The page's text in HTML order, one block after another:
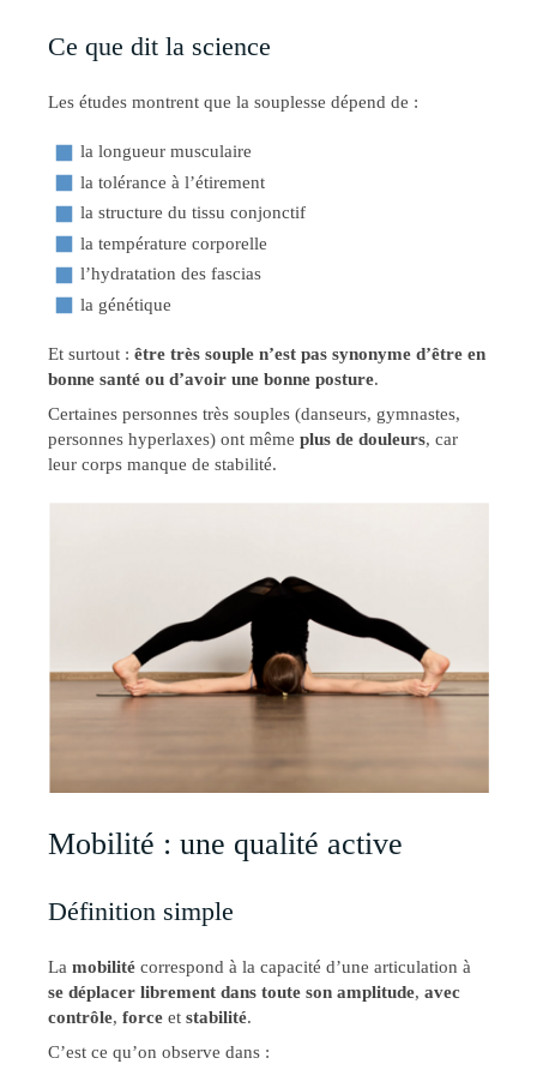
Ce que dit la science
Les études montrent que la souplesse dépend de :
la longueur musculaire
la tolérance à l’étirement
la structure du tissu conjonctif
la température corporelle
l’hydratation des fascias
la génétique
Et surtout : être très souple n’est pas synonyme d’être en
bonne santé ou d’avoir une bonne posture.
Certaines personnes très souples (danseurs, gymnastes,
personnes hyperlaxes) ont même plus de douleurs, car
leur corps manque de stabilité.
Mobilité : une qualité active
Définition simple
La mobilité correspond à la capacité d’une articulation à
se déplacer librement dans toute son amplitude, avec
contrôle, force et stabilité.
C’est ce qu’on observe dans :